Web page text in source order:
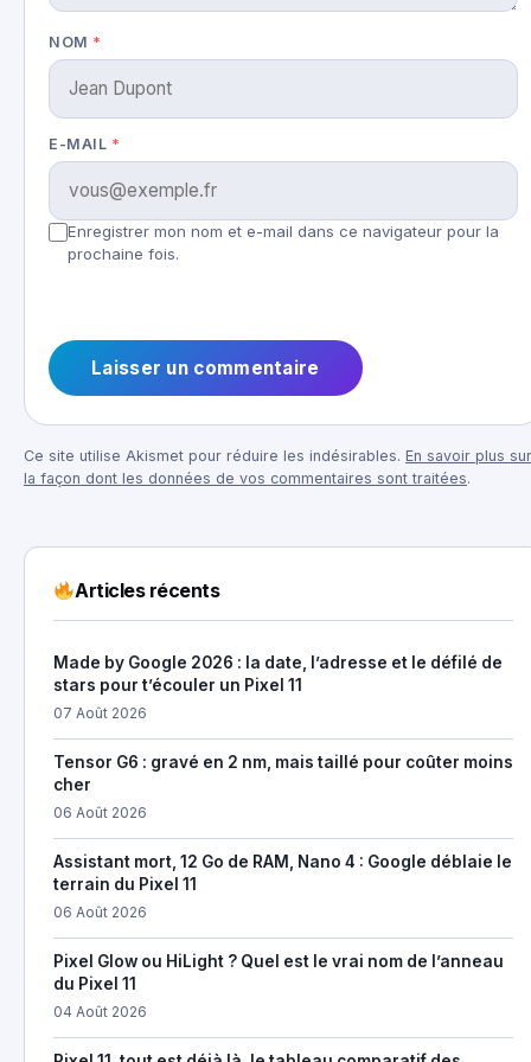
NOM *
E-MAIL *
Enregistrer mon nom et e-mail dans ce navigateur pour la
prochaine fois.
Ce site utilise Akismet pour réduire les indésirables. En savoir plus sur
la façon dont les données de vos commentaires sont traitées.
Articles récents
Made by Google 2026 : la date, l’adresse et le défilé de
stars pour t’écouler un Pixel 11
07 Août 2026
Tensor G6 : gravé en 2 nm, mais taillé pour coûter moins
cher
06 Août 2026
Assistant mort, 12 Go de RAM, Nano 4 : Google déblaie le
terrain du Pixel 11
06 Août 2026
Pixel Glow ou HiLight ? Quel est le vrai nom de l’anneau
du Pixel 11
04 Août 2026